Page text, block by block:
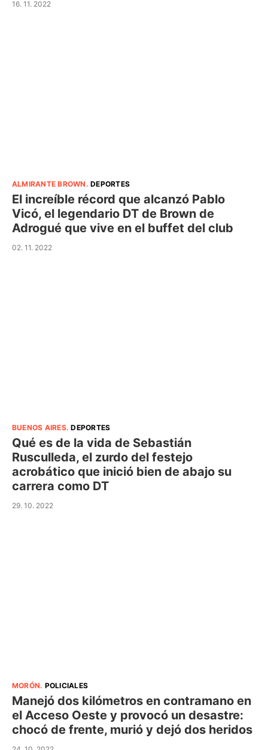
16. 11. 2022
ALMIRANTE BROWN .DEPORTES
El increíble récord que alcanzó Pablo
Vicó, el legendario DT de Brown de
Adrogué que vive en el buffet del club
02. 11. 2022
BUENOS AIRES.DEPORTES
Qué es de la vida de Sebastián
Rusculleda, el zurdo del festejo
acrobático que inició bien de abajo su
carrera como DT
29. 10. 2022
MORÓN. POLICIALES
Manejó dos kilómetros en contramano en
el Acceso Oeste y provocó un desastre:
chocó de frente, murió y dejó dos heridos